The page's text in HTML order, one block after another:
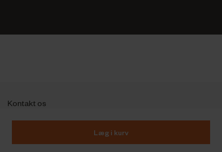
Læg i kurv
Kontakt os
Outfit International A/S
DK 2670 Greve